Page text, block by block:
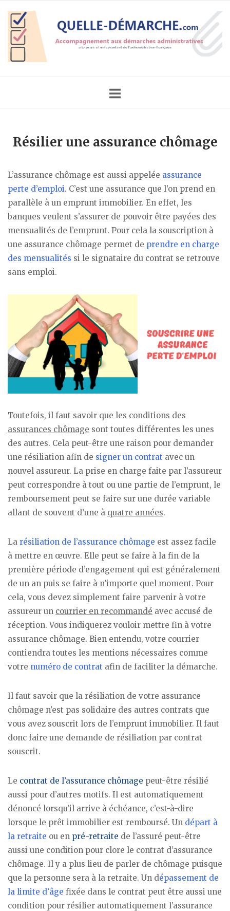
content
Home
Résilier une assurance chômage
L’assurance chômage est aussi appelée assurance
perte d’emploi. C’est une assurance que l’on prend en
parallèle à un emprunt immobilier. En effet, les
banques veulent s’assurer de pouvoir être payées des
mensualités de l’emprunt. Pour cela la souscription à
une assurance chômage permet de prendre en charge
des mensualités si le signataire du contrat se retrouve
sans emploi.
Toutefois, il faut savoir que les conditions des
assurances chômage sont toutes différentes les unes
des autres. Cela peut-être une raison pour demander
une résiliation afin de signer un contrat avec un
nouvel assureur. La prise en charge faite par l’assureur
peut correspondre à tout ou une partie de l’emprunt, le
remboursement peut se faire sur une durée variable
allant de souvent d’une à quatre années.
La résiliation de l’assurance chômage est assez facile
à mettre en œuvre. Elle peut se faire à la fin de la
première période d’engagement qui est généralement
de un an puis se faire à n’importe quel moment. Pour
cela, vous devez simplement faire parvenir à votre
assureur un courrier en recommandé avec accusé de
réception. Vous indiquerez vouloir mettre fin à votre
assurance chômage. Bien entendu, votre courrier
contiendra toutes les mentions nécessaires comme
votre numéro de contrat afin de faciliter la démarche.
Il faut savoir que la résiliation de votre assurance
chômage n’est pas solidaire des autres contrats que
vous avez souscrit lors de l’emprunt immobilier. Il faut
donc faire une demande de résiliation par contrat
souscrit.
Le contrat de l’assurance chômage peut-être résilié
aussi pour d’autres motifs. Il est automatiquement
dénoncé lorsqu’il arrive à échéance, c’est-à-dire
lorsque le prêt immobilier est remboursé. Un départ à
la retraite ou en pré-retraite de l’assuré peut-être
aussi une condition pour clore le contrat d’assurance
chômage. Il y a plus lieu de parler de chômage puisque
que la personne sera à la retraite. Un d épassement de
la limite d’âge fixée dans le contrat peut être aussi une
condition pour résilier automatiquement l’assurance